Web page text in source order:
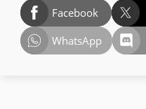
Facebook
WhatsApp